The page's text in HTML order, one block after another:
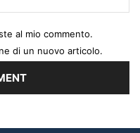
al mio commento.
di un nuovo articolo.